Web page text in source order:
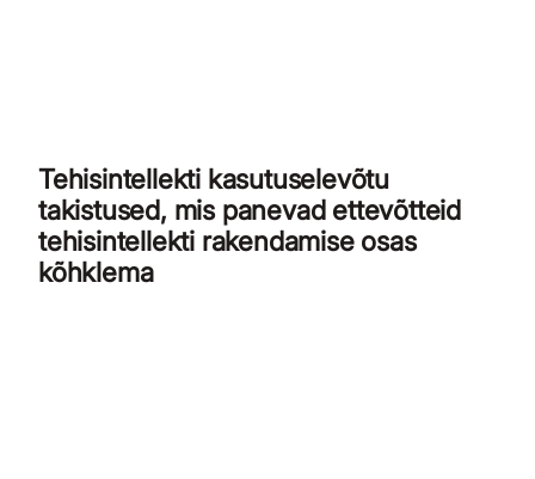
Tehisintellekti kasutuselevõtu
takistused, mis panevad ettevõtteid
tehisintellekti rakendamise osas
kõhklema